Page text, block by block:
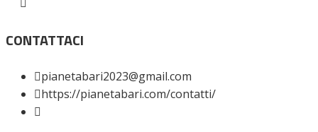
CONTATTACI
pianetabari2023@gmail.com
https://pianetabari.com/contatti/